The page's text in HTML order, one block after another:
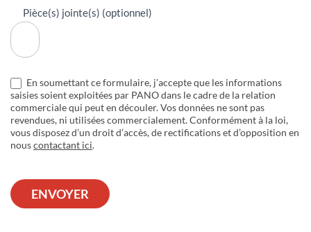
Pièce(s) jointe(s) (optionnel)
En soumettant ce formulaire, j’accepte que les informations
saisies soient exploitées par PANO dans le cadre de la relation
commerciale qui peut en découler. Vos données ne sont pas
revendues, ni utilisées commercialement. Conformément à la loi,
vous disposez d’un droit d’accès, de rectifications et d’opposition en
nouscontactant ici.
ENVOYER